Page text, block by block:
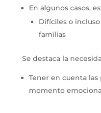
En algunos casos,
Difíciles o
familias
Se destaca la
Tener en cuenta
momento